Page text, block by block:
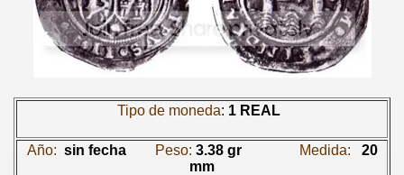
Tipo de moneda: 1 REAL
Año: sin fecha Peso: 3.38 gr Medida:
20
mm